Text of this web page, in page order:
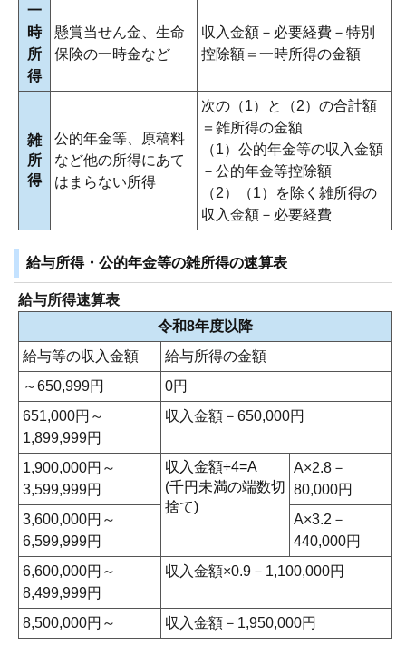
一
時
所
得
懸賞当せん金、生命
保険の一時金など
収入金額－必要経費－特別
控除額＝一時所得の金額
雑
所
得
公的年金等、原稿料
など他の所得にあて
はまらない所得
次の（1）と（2）の合計額
＝雑所得の金額
（1）公的年金等の収入金額
－公的年金等控除額
（2）（1）を除く雑所得の
収入金額－必要経費
給与所得・公的年金等の雑所得の速算表
給与所得速算表
令和8年度以降
給与等の収入金額
給与所得の金額
～650,999円
0円
651,000円～
1,899,999円
収入金額－650,000円
1,900,000円～
3,599,999円
収入金額÷4=A
(千円未満の端数切
捨て)
A×2.8－
80,000円
3,600,000円～
6,599,999円
A×3.2－
440,000円
6,600,000円～
8,499,999円
収入金額×0.9－1,100,000円
8,500,000円～ 収入金額－1,950,000円